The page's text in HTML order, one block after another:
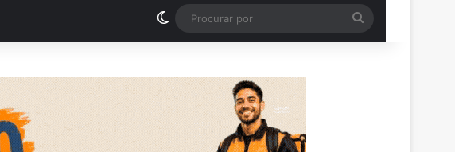
Switch skin
por